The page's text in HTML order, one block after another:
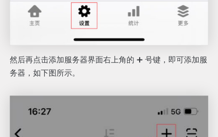
然后再点击添加服务器界面右上角的 ➕ 号键，即可添加服
务器，如下图所示。